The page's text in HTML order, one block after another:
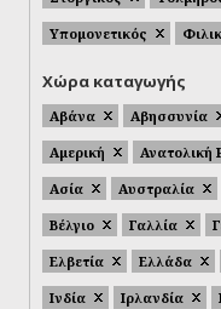
Υπομονετικός
Χώρα καταγωγής
Αβάνα Αβησσυνία
Αμερική
Ανατολική
Ασία
Αυστραλία
Βέλγιο
Γαλλία
Ελβετία
Ελλάδα
Ινδία
Ιρλανδία